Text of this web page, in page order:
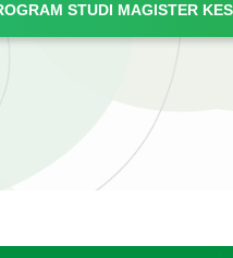
STUDI MAGISTER